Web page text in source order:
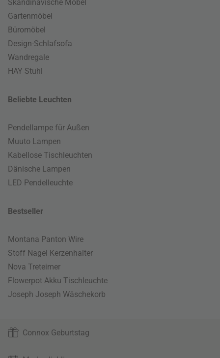
Skandinavische Möbel
Gartenmöbel
Büromöbel
Design-Schlafsofa
Wandregale
HAY Stuhl
Beliebte Leuchten
Pendellampe für Außen
Muuto Lampen
Kabellose Tischleuchten
Dänische Lampen
LED Pendelleuchte
Bestseller
Montana Panton Wire
Stoff Nagel Kerzenhalter
Nova Treteimer
Flowerpot Akku Tischleuchte
Joseph Joseph Wäschekorb
Connox Geburtstag